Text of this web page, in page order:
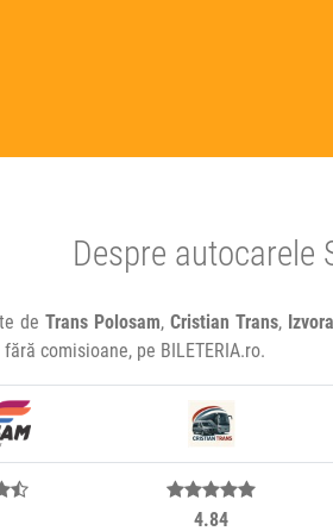
Despre autocarele
deTrans Polosam,Cristian Trans,
comisioane, pe BILETERIA.ro.
4.84